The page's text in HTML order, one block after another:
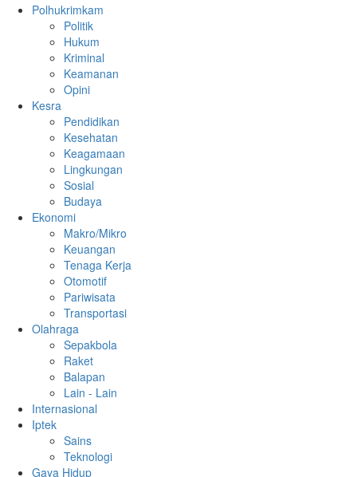
Polhukrimkam
Politik
Hukum
Kriminal
Keamanan
Opini
Kesra
Pendidikan
Kesehatan
Keagamaan
Lingkungan
Sosial
Budaya
Ekonomi
Makro/Mikro
Keuangan
Tenaga Kerja
Otomotif
Pariwisata
Transportasi
Olahraga
Sepakbola
Raket
Balapan
Lain - Lain
Internasional
Iptek
Sains
Teknologi
Gaya Hidup